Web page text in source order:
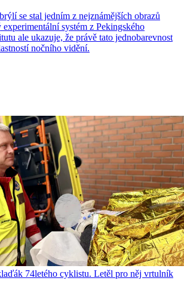
se stal jedním z nejznámějších obrazů
systém z Pekingského
ale ukazuje, že právě tato jednobarevnost
nočního vidění.
74letého cyklistu. Letěl pro něj vrtulník